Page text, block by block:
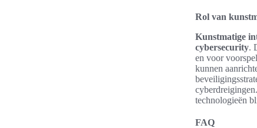
Rol van
Kunstmatige
cybersecurity.
en voor
kunnen
technologieën
FAQ